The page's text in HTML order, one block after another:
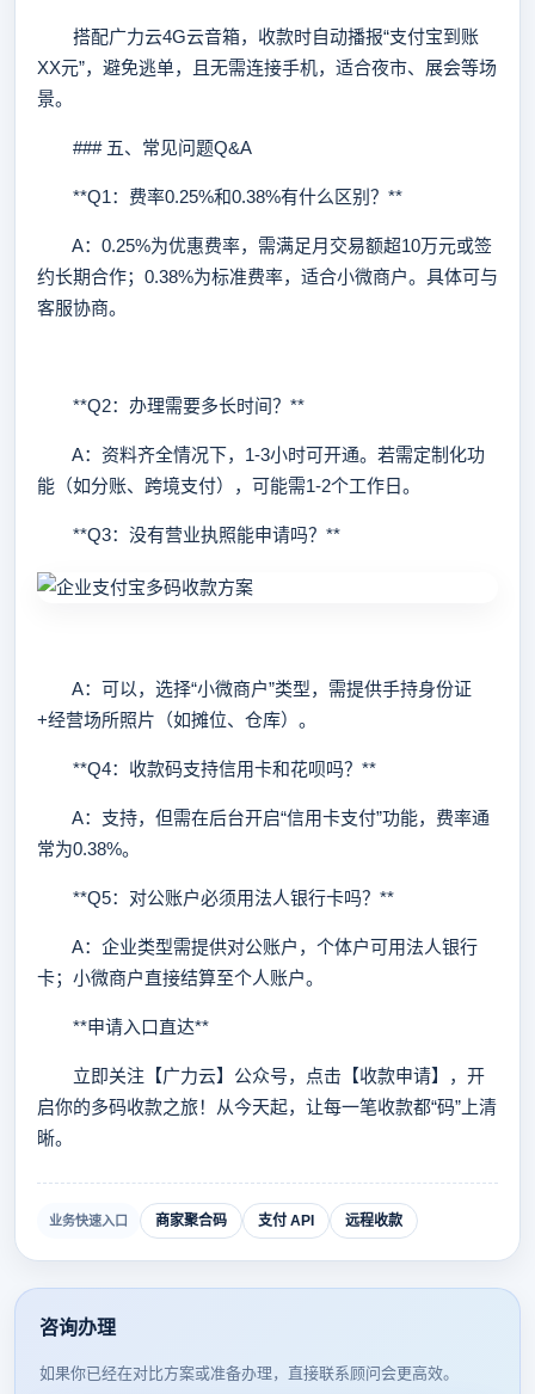
搭配广力云4G云音箱，收款时自动播报“支付宝到账
XX元”，避免逃单，且无需连接手机，适合夜市、展会等场
景。
### 五、常见问题Q&A
**Q1：费率0.25%和0.38%有什么区别？**
A：0.25%为优惠费率，需满足月交易额超10万元或签
约长期合作；0.38%为标准费率，适合小微商户。具体可与
客服协商。
**Q2：办理需要多长时间？**
A：资料齐全情况下，1-3小时可开通。若需定制化功
能（如分账、跨境支付），可能需1-2个工作日。
**Q3：没有营业执照能申请吗？**
A：可以，选择“小微商户”类型，需提供手持身份证
+经营场所照片（如摊位、仓库）。
**Q4：收款码支持信用卡和花呗吗？**
A：支持，但需在后台开启“信用卡支付”功能，费率通
常为0.38%。
**Q5：对公账户必须用法人银行卡吗？**
A：企业类型需提供对公账户，个体户可用法人银行
卡；小微商户直接结算至个人账户。
**申请入口直达**
立即关注【广力云】公众号，点击【收款申请】，开
启你的多码收款之旅！从今天起，让每一笔收款都“码”上清
晰。
业务快速入口 商家聚合码 支付 API 远程收款
咨询办理
如果你已经在对比方案或准备办理，直接联系顾问会更高效。